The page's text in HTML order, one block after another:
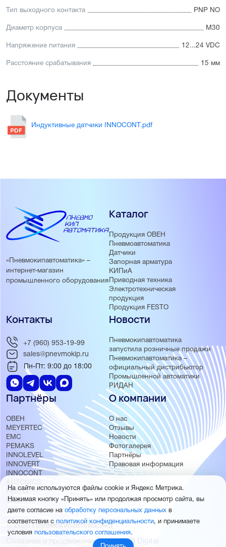
Выход PNP NO для простого подключения
Кабельное подключение 2 м
Тип выходного контакта PNP NO
Диаметр корпуса М30
Напряжение питания 12...24 VDC
Расстояние срабатывания 15 мм
Документы
Индуктивные датчики INNOCONT.pdf
«Пневмокипавтоматика» –
интернет-магазин
промышленного оборудования
Каталог
Продукция ОВЕН
Пневмоавтоматика
Датчики
Запорная арматура
КИПиА
Приводная техника
Электротехническая
продукция
Продукция FESTO
Новости
Пневмокипавтоматика
запустила розничные продажи
Пневмокипавтоматика –
официальный дистрибьютор
Промышленной автоматики
РИДАН
Партнёры
ОВЕН
MEYERTEC
EMC
PEMAKS
INNOLEVEL
INNOVERT
INNOCONT
AUTONICS
FESTO
SMC
О компании
О нас
Отзывы
Новости
Фотогалерея
Партнёры
Правовая информация
Контакты
+7 (960) 953-19-99
sales@pnevmokip.ru
Пн-Пт: 9:00 до 18:00
© 2026 Пневмокипавтоматика
Создание и продвижение сайта BTB Digital
На сайте используются файлы cookie и Яндекс Метрика.
Нажимая кнопку «Принять» или продолжая просмотр сайта, вы
даете согласие на обработку персональных данных в
соответствии с политикой конфиденциальности, и принимаете
условия пользовательского соглашения.